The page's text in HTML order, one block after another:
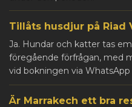
Tillåts husdjur på Riad
Ja. Hundar och katter tas
föregående förfrågan, med
vid bokningen via
Är Marrakech ett bra